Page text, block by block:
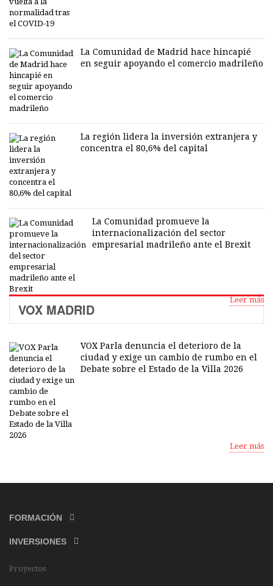
La Comunidad de Madrid hace hincapié
en seguir apoyando el comercio madrileño
La región lidera la inversión extranjera y
concentra el 80,6% del capital
La Comunidad promueve la
internacionalización del sector
empresarial madrileño ante el Brexit
Leer más
VOX MADRID
VOX Parla denuncia el deterioro de la
ciudad y exige un cambio de rumbo en el
Debate sobre el Estado de la Villa 2026
Leer más
FORMACIÓN
INVERSIONES
Proyectos